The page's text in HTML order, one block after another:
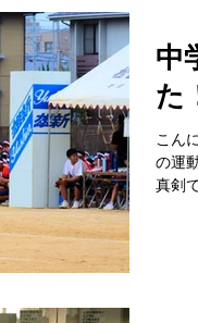
中
た
こん
の運
真剣